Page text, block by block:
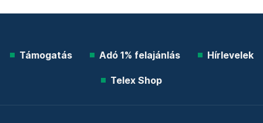
Támogatás Adó 1% felajánlás Hírlevelek
Telex Shop